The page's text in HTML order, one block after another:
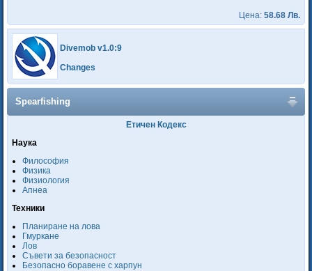
Цена: 58.68 Лв.
Divemob v1.0:9
Changes
Spearfishing
Етичен Кодекс
Наука
Философия
Физика
Физиология
Апнеа
Техники
Планиране на лова
Гмуркане
Лов
Съвети за безопасност
Безопасно боравене с харпун